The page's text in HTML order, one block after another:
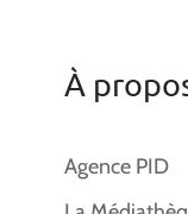
À
Agence PID